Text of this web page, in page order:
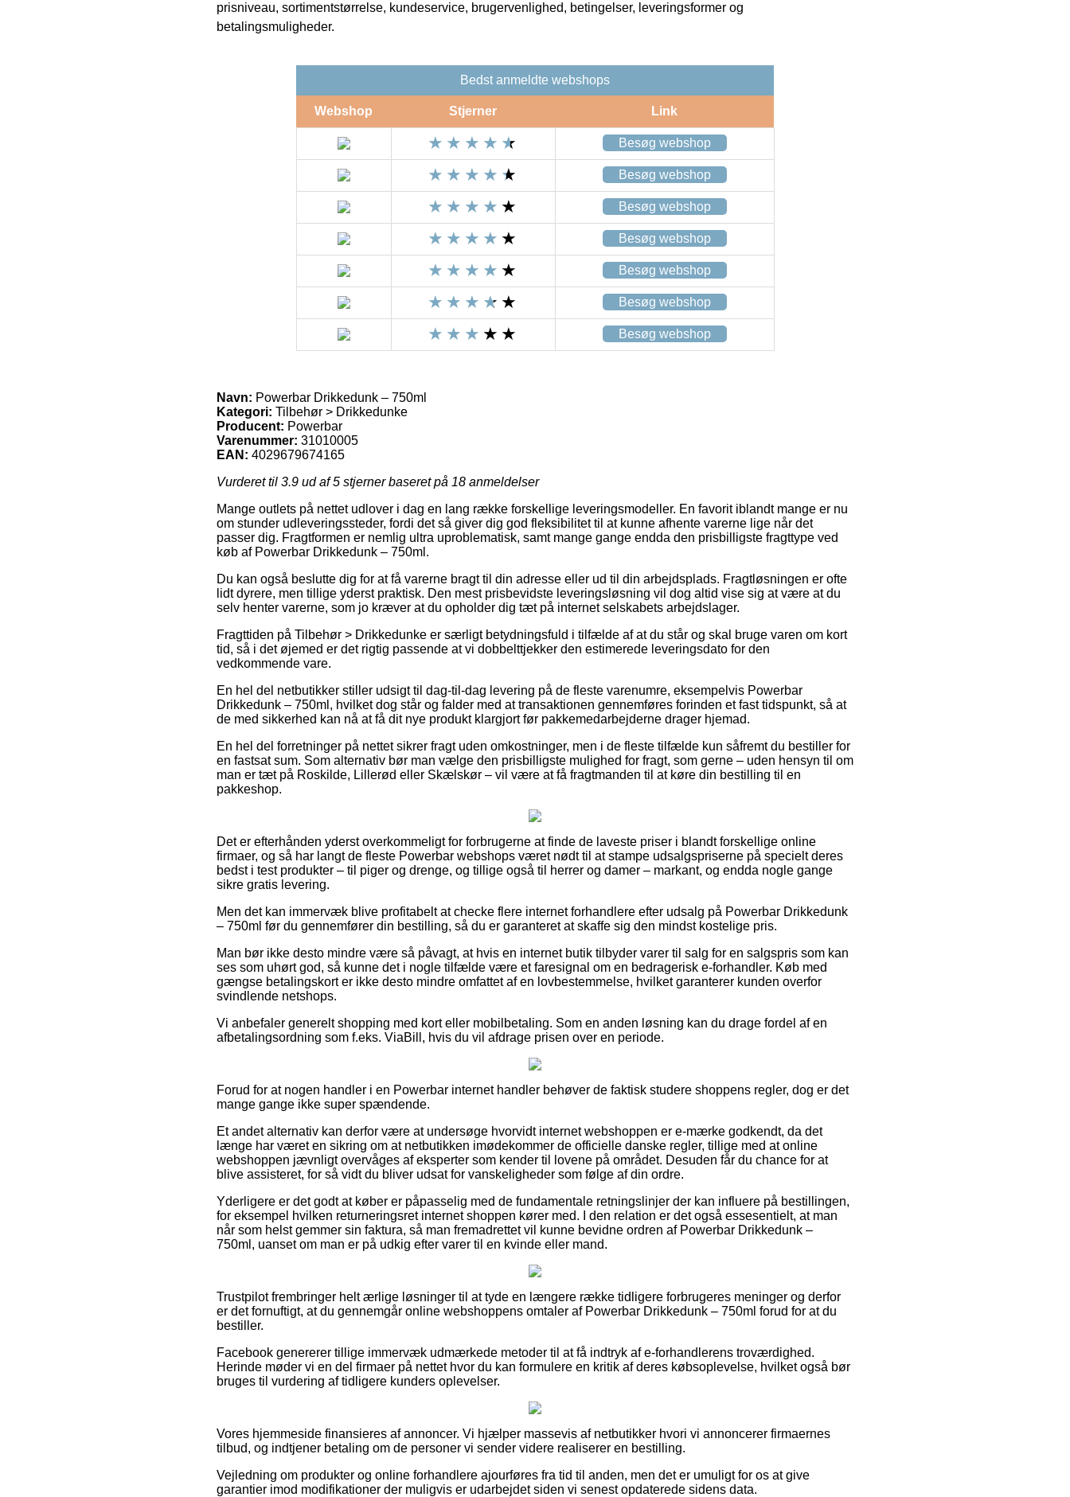
prisniveau, sortimentstørrelse, kundeservice, brugervenlighed, betingelser, leveringsformer og
betalingsmuligheder.
Bedst anmeldte webshops
Webshop Stjerner Link
Besøg webshop
Besøg webshop
Besøg webshop
Besøg webshop
Besøg webshop
Besøg webshop
Besøg webshop
Navn: Powerbar Drikkedunk – 750ml
Kategori: Tilbehør > Drikkedunke
Producent: Powerbar
Varenummer: 31010005
EAN: 4029679674165
Vurderet til 3.9 ud af 5 stjerner baseret på 18 anmeldelser
Mange outlets på nettet udlover i dag en lang række forskellige leveringsmodeller. En favorit iblandt mange er nu
om stunder udleveringssteder, fordi det så giver dig god fleksibilitet til at kunne afhente varerne lige når det
passer dig. Fragtformen er nemlig ultra uproblematisk, samt mange gange endda den prisbilligste fragttype ved
køb af Powerbar Drikkedunk – 750ml.
Du kan også beslutte dig for at få varerne bragt til din adresse eller ud til din arbejdsplads. Fragtløsningen er ofte
lidt dyrere, men tillige yderst praktisk. Den mest prisbevidste leveringsløsning vil dog altid vise sig at være at du
selv henter varerne, som jo kræver at du opholder dig tæt på internet selskabets arbejdslager.
Fragttiden på Tilbehør > Drikkedunke er særligt betydningsfuld i tilfælde af at du står og skal bruge varen om kort
tid, så i det øjemed er det rigtig passende at vi dobbelttjekker den estimerede leveringsdato for den
vedkommende vare.
En hel del netbutikker stiller udsigt til dag-til-dag levering på de fleste varenumre, eksempelvis Powerbar
Drikkedunk – 750ml, hvilket dog står og falder med at transaktionen gennemføres forinden et fast tidspunkt, så at
de med sikkerhed kan nå at få dit nye produkt klargjort før pakkemedarbejderne drager hjemad.
En hel del forretninger på nettet sikrer fragt uden omkostninger, men i de fleste tilfælde kun såfremt du bestiller for
en fastsat sum. Som alternativ bør man vælge den prisbilligste mulighed for fragt, som gerne – uden hensyn til om
man er tæt på Roskilde, Lillerød eller Skælskør – vil være at få fragtmanden til at køre din bestilling til en
pakkeshop.
Det er efterhånden yderst overkommeligt for forbrugerne at finde de laveste priser i blandt forskellige online
firmaer, og så har langt de fleste Powerbar webshops været nødt til at stampe udsalgspriserne på specielt deres
bedst i test produkter – til piger og drenge, og tillige også til herrer og damer – markant, og endda nogle gange
sikre gratis levering.
Men det kan immervæk blive profitabelt at checke flere internet forhandlere efter udsalg på Powerbar Drikkedunk
– 750ml før du gennemfører din bestilling, så du er garanteret at skaffe sig den mindst kostelige pris.
Man bør ikke desto mindre være så påvagt, at hvis en internet butik tilbyder varer til salg for en salgspris som kan
ses som uhørt god, så kunne det i nogle tilfælde være et faresignal om en bedragerisk e-forhandler. Køb med
gængse betalingskort er ikke desto mindre omfattet af en lovbestemmelse, hvilket garanterer kunden overfor
svindlende netshops.
Vi anbefaler generelt shopping med kort eller mobilbetaling. Som en anden løsning kan du drage fordel af en
afbetalingsordning som f.eks. ViaBill, hvis du vil afdrage prisen over en periode.
Forud for at nogen handler i en Powerbar internet handler behøver de faktisk studere shoppens regler, dog er det
mange gange ikke super spændende.
Et andet alternativ kan derfor være at undersøge hvorvidt internet webshoppen er e-mærke godkendt, da det
længe har været en sikring om at netbutikken imødekommer de officielle danske regler, tillige med at online
webshoppen jævnligt overvåges af eksperter som kender til lovene på området. Desuden får du chance for at
blive assisteret, for så vidt du bliver udsat for vanskeligheder som følge af din ordre.
Yderligere er det godt at køber er påpasselig med de fundamentale retningslinjer der kan influere på bestillingen,
for eksempel hvilken returneringsret internet shoppen kører med. I den relation er det også essesentielt, at man
når som helst gemmer sin faktura, så man fremadrettet vil kunne bevidne ordren af Powerbar Drikkedunk –
750ml, uanset om man er på udkig efter varer til en kvinde eller mand.
Trustpilot frembringer helt ærlige løsninger til at tyde en længere række tidligere forbrugeres meninger og derfor
er det fornuftigt, at du gennemgår online webshoppens omtaler af Powerbar Drikkedunk – 750ml forud for at du
bestiller.
Facebook genererer tillige immervæk udmærkede metoder til at få indtryk af e-forhandlerens troværdighed.
Herinde møder vi en del firmaer på nettet hvor du kan formulere en kritik af deres købsoplevelse, hvilket også bør
bruges til vurdering af tidligere kunders oplevelser.
Vores hjemmeside finansieres af annoncer. Vi hjælper massevis af netbutikker hvori vi annoncerer firmaernes
tilbud, og indtjener betaling om de personer vi sender videre realiserer en bestilling.
Vejledning om produkter og online forhandlere ajourføres fra tid til anden, men det er umuligt for os at give
garantier imod modifikationer der muligvis er udarbejdet siden vi senest opdaterede sidens data.